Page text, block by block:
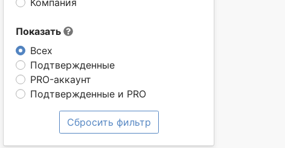
Компания
Показать
Всех
Подтвержденные
PRO-аккаунт
Подтвержденные и PRO
Сбросить фильтр